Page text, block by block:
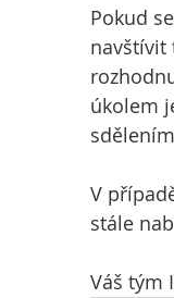
Pokud
navštívit
úkolem
V
stále
Váš tým